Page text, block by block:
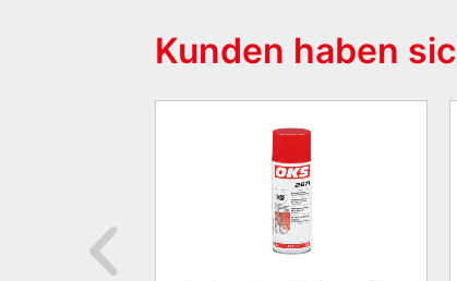
Kunden haben